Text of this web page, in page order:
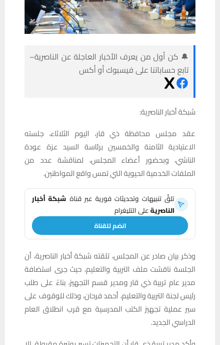
🔔 كن أول من يعرف الأخبار العاجلة عن الناصرية–
تابع حساباتنا على فيسبوك أو أكس
شبكة أخبار الناصرية:
عقد مجلس محافظة ذي قار، اليوم الثلاثاء، جلسته
الاعتيادية الثامنة والخمسين برئاسة السيد عزة عودة
الناشي، وبحضور أعضاء المجلس، لمناقشة عدد من
الملفات الخدمية الحيوية التي تمس واقع المواطنين.
تلقَّ تنبيهات وتحديثات فورية عبر قناة شبكة أخبار
الناصريةعلى التليغرام
انضم للقناة
وذكر بيان صادر عن المجلس، تلقته شبكة أخبار الناصرية، أن
الجلسة ناقشت ملف التربية والتعليم، حيث جرى استضافة
مدير عام تربية ذي قار ومدير قسم التجهيز، بناءً على طلب
رئيس لجنة التربية والتعليم، أحمد فرحان، وذلك للوقوف على
سير عملية تجهيز الكتب المدرسية مع قرب انطلاق العام
الدراسي الجديد.